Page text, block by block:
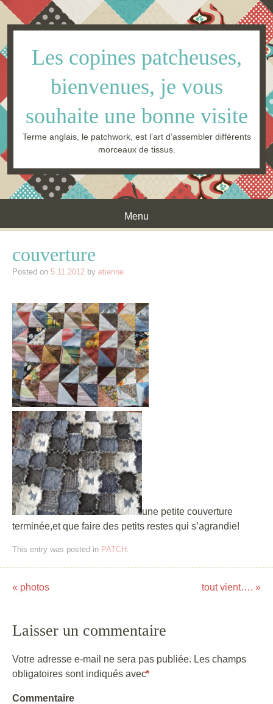
Les copines patcheuses,
bienvenues, je vous
souhaite une bonne visite
Terme anglais, le patchwork, est l’art d’assembler différents
morceaux de tissus.
Menu
couverture
Posted on 5.11.2012 by etienne
une petite couverture
terminée,et que faire des petits restes qui s’agrandie!
This entry was posted in PATCH .
Post navigation
« photos tout vient…. »
Laisser un commentaire
Votre adresse e-mail ne sera pas publiée. Les champs
obligatoires sont indiqués avec*
Commentaire